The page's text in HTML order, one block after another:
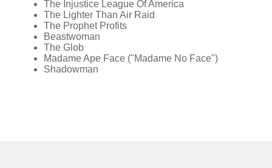
The Injustice League Of America
The Lighter Than Air Raid
The Prophet Profits
Beastwoman
The Glob
Madame Ape Face ("Madame No Face")
Shadowman